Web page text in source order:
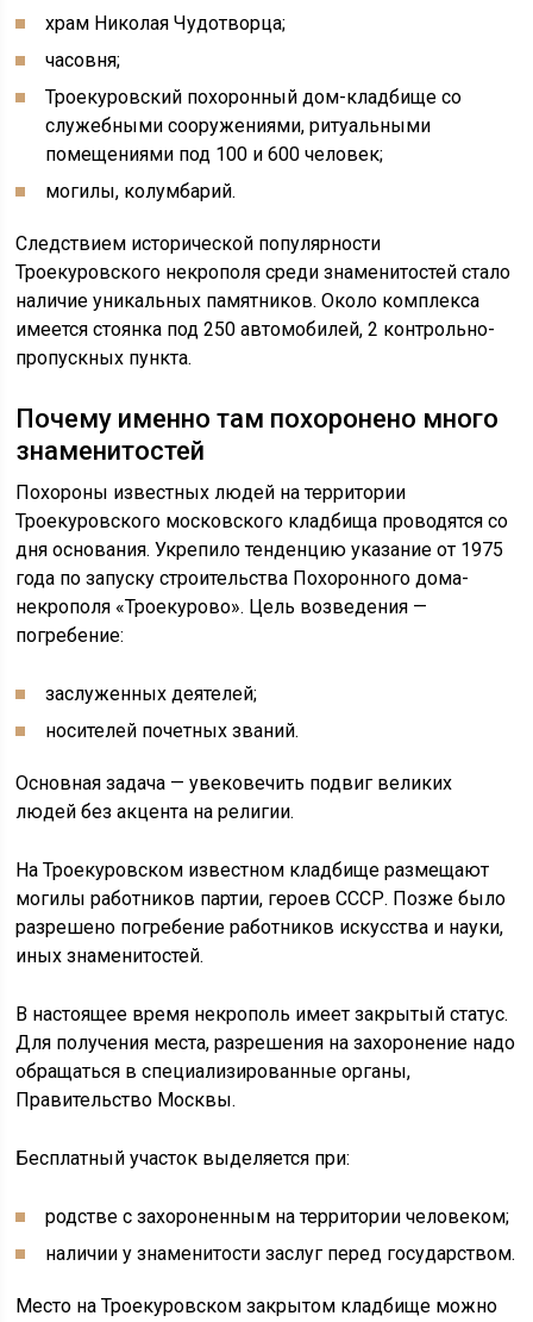
храм Николая Чудотворца;
часовня;
Троекуровский похоронный дом-кладбище со
служебными сооружениями, ритуальными
помещениями под 100 и 600 человек;
могилы, колумбарий.
Следствием исторической популярности
Троекуровского некрополя среди знаменитостей стало
наличие уникальных памятников. Около комплекса
имеется стоянка под 250 автомобилей, 2 контрольно-
пропускных пункта.
Почему именно там похоронено много
знаменитостей
Похороны известных людей на территории
Троекуровского московского кладбища проводятся со
дня основания. Укрепило тенденцию указание от 1975
года по запуску строительства Похоронного дома-
некрополя «Троекурово». Цель возведения —
погребение:
заслуженных деятелей;
носителей почетных званий.
Основная задача — увековечить подвиг великих
людей без акцента на религии.
На Троекуровском известном кладбище размещают
могилы работников партии, героев СССР. Позже было
разрешено погребение работников искусства и науки,
иных знаменитостей.
В настоящее время некрополь имеет закрытый статус.
Для получения места, разрешения на захоронение надо
обращаться в специализированные органы,
Правительство Москвы.
Бесплатный участок выделяется при:
родстве с захороненным на территории человеком;
наличии у знаменитости заслуг перед государством.
Место на Троекуровском закрытом кладбище можно